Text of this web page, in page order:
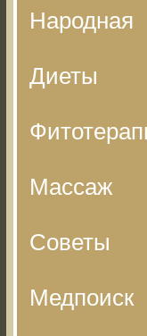
Народная
Диеты
Массаж
Советы
Медпоиск